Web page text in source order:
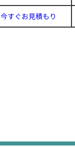
今すぐお見積もり